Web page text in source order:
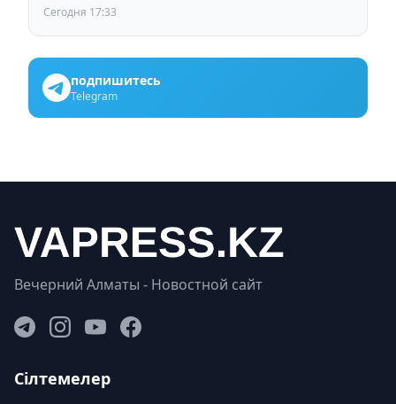
Сегодня 17:33
подпишитесь
Telegram
Вечерний Алматы - Новостной сайт
Сілтемелер